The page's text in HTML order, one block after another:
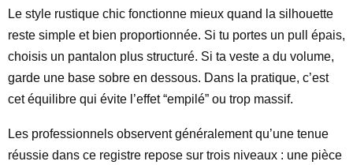
Le style rustique chic fonctionne mieux quand la silhouette
reste simple et bien proportionnée. Si tu portes un pull épais,
choisis un pantalon plus structuré. Si ta veste a du volume,
garde une base sobre en dessous. Dans la pratique, c’est
cet équilibre qui évite l’effet “empilé” ou trop massif.
Les professionnels observent généralement qu’une tenue
réussie dans ce registre repose sur trois niveaux : une pièce